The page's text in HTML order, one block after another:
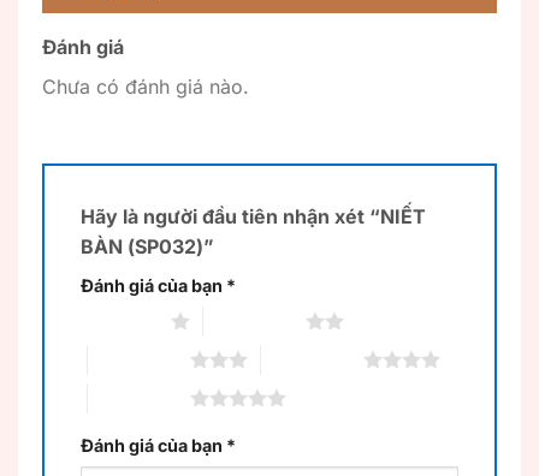
Đánh giá
Chưa có đánh giá nào.
Hãy là người đầu tiên nhận xét “NIẾT
BÀN (SP032)”
Đánh giá của bạn *
Đánh giá của bạn *